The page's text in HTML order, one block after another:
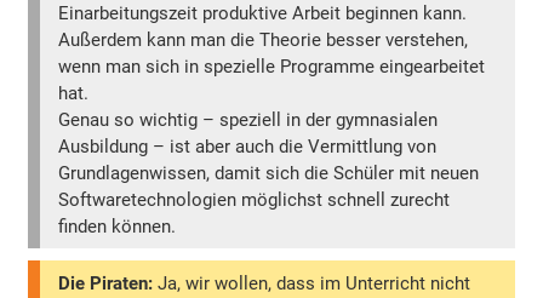
Einarbeitungszeit produktive Arbeit beginnen kann.
Außerdem kann man die Theorie besser verstehen,
wenn man sich in spezielle Programme eingearbeitet
hat.
Genau so wichtig – speziell in der gymnasialen
Ausbildung – ist aber auch die Vermittlung von
Grundlagenwissen, damit sich die Schüler mit neuen
Softwaretechnologien möglichst schnell zurecht
finden können.
Die Piraten: Ja, wir wollen, dass im Unterricht nicht